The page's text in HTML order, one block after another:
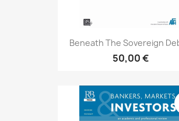
Beneath The Sovereign
50,00 €